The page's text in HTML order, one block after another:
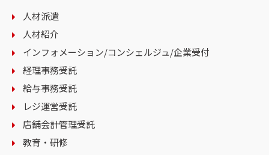
人材派遣
人材紹介
インフォメーション/コンシェルジュ/企業受付
経理事務受託
給与事務受託
レジ運営受託
店舗会計管理受託
教育・研修